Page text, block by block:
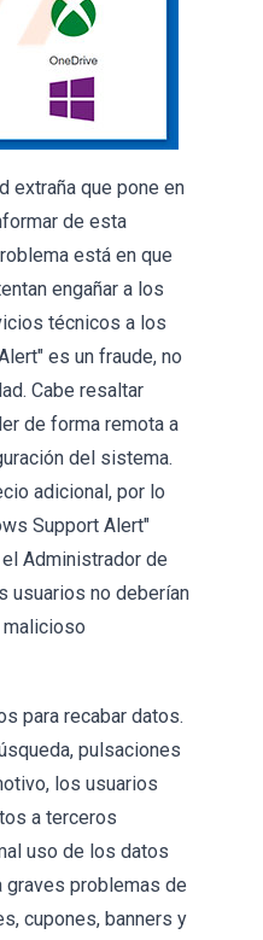
extraña que pone en
de esta
está en que
engañar a los
técnicos a los
es un fraude, no
Cabe resaltar
de forma remota a
del sistema.
adicional, por lo
Support Alert"
Administrador de
usuarios no deberían
malicioso
para recabar datos.
pulsaciones
los usuarios
a terceros
uso de los datos
graves problemas de
cupones, banners y